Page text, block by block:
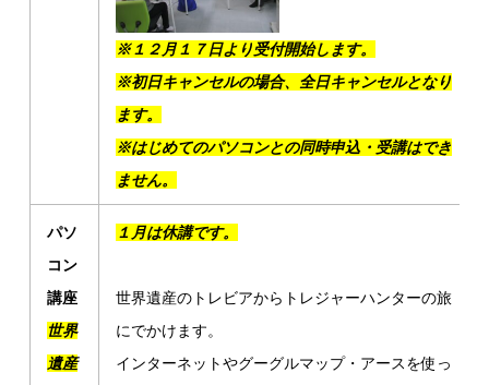
※１２月１７日より受付開始します。
※初日キャンセルの場合、全日キャンセルとなり
ます。
※はじめてのパソコンとの同時申込・受講はでき
ません。
パソ
コン
講座
世界
遺産
１月は休講です。
世界遺産のトレビアからトレジャーハンターの旅
にでかけます。
インターネットやグーグルマップ・アースを使っ